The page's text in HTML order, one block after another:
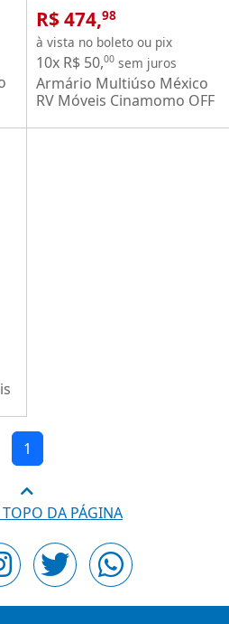
R$ 474,98
à vista no boleto ou pix
10x R$ 50,00 sem juros
Armário Multiúso México
RV Móveis Cinamomo OFF
1
DA PÁGINA